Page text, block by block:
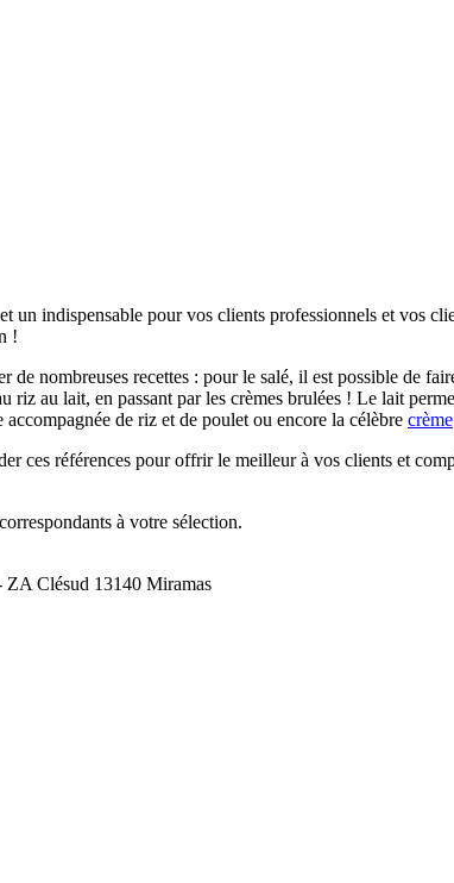
et un indispensable pour vos clients professionnels et vos
!
de nombreuses recettes : pour le salé, il est possible de
riz au lait, en passant par les crèmes brulées ! Le lait
de riz et de poulet ou encore la célèbre crème
ces références pour offrir le meilleur à vos clients et
à votre sélection.
ZA Clésud 13140 Miramas